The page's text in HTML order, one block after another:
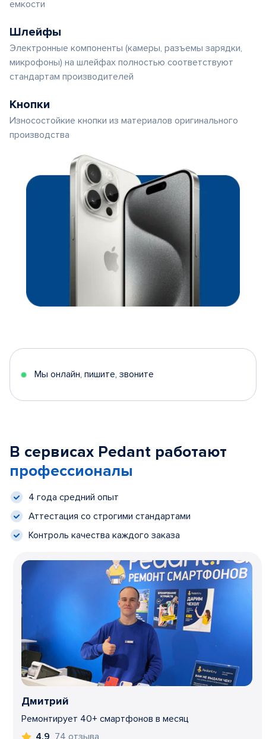
емкости
Шлейфы
Электронные компоненты (камеры, разъемы зарядки,
микрофоны) на шлейфах полностью соответствуют
стандартам производителей
Кнопки
Износостойкие кнопки из материалов оригинального
производства
Мы онлайн, пишите, звоните
В сервисах Pedant работают
профессионалы
4 года средний опыт
Аттестация со строгими стандартами
Контроль качества каждого заказа
Дмитрий
Ремонтирует 40+ смартфонов в месяц
4,9 74 отзыва